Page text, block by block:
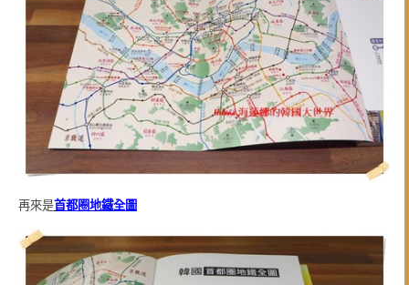
再來是首都圈地鐵全圖